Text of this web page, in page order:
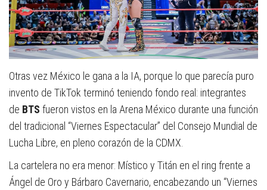
Otras vez México le gana a la IA, porque lo que parecía puro
invento de TikTok terminó teniendo fondo real: integrantes
de BTS fueron vistos en la Arena México durante una función
del tradicional “Viernes Espectacular” del Consejo Mundial de
Lucha Libre, en pleno corazón de la CDMX.
La cartelera no era menor: Místico y Titán en el ring frente a
Ángel de Oro y Bárbaro Cavernario, encabezando un “Viernes